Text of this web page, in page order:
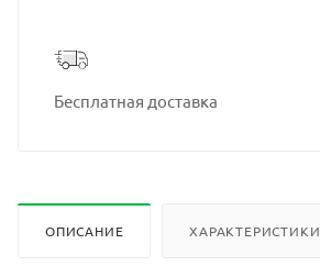
Бесплатная доставка
ОПИСАНИЕ ХАРАКТЕРИСТИКИ